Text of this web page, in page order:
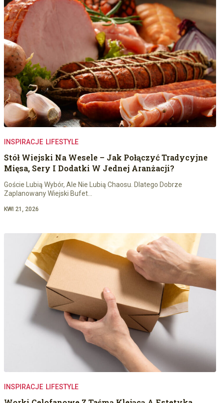
INSPIRACJE LIFESTYLE
Stół Wiejski Na Wesele – Jak Połączyć Tradycyjne
Mięsa, Sery I Dodatki W Jednej Aranżacji?
Goście Lubią Wybór, Ale Nie Lubią Chaosu. Dlatego Dobrze
Zaplanowany Wiejski Bufet…
KWI 21, 2026
INSPIRACJE LIFESTYLE